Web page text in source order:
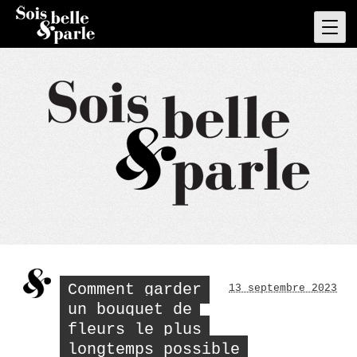
Skip
content
Comment garder
un bouquet de
fleurs le plus
longtemps possible
13 septembre 2023